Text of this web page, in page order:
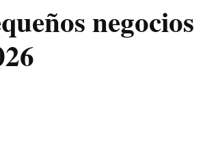
negocios